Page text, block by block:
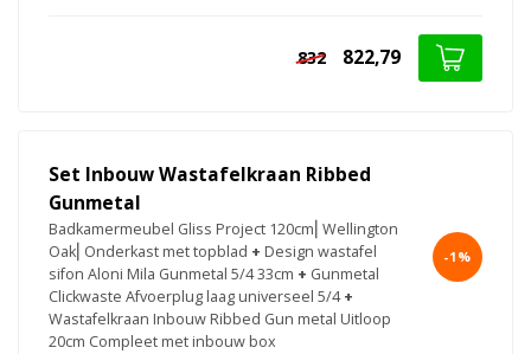
832 822,79
Set Inbouw Wastafelkraan Ribbed
Gunmetal
Badkamermeubel Gliss Project 120cm⎢Wellington
Oak⎢Onderkast met topblad + Design wastafel
sifon Aloni Mila Gunmetal 5/4 33cm + Gunmetal
Clickwaste Afvoerplug laag universeel 5/4 +
Wastafelkraan Inbouw Ribbed Gun metal Uitloop
20cm Compleet met inbouw box
-1%